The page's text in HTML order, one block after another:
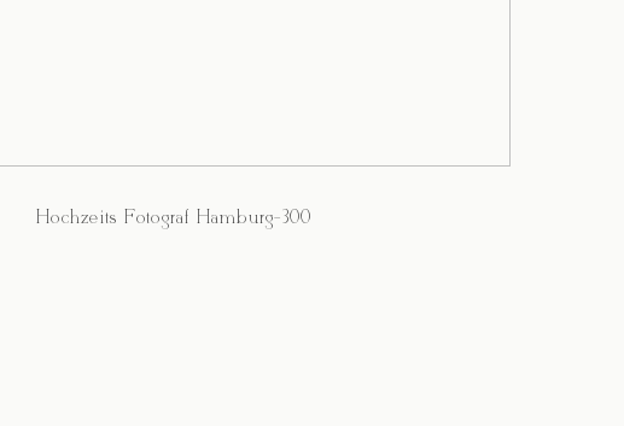
Hochzeits Fotograf Hamburg-300